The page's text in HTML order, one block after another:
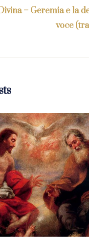
– Geremia e la
voce